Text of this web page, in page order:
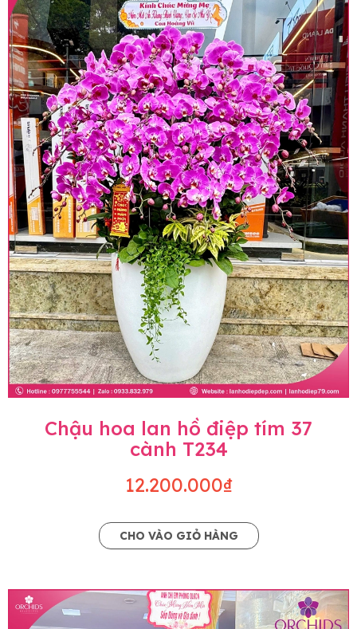
Chậu hoa lan hồ điệp tím 37
cành T234
12.200.000₫
CHO VÀO GIỎ HÀNG